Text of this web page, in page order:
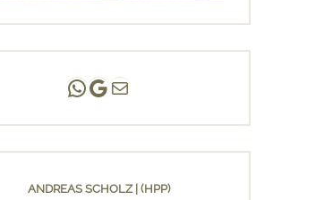
Andreas Scholz | (HPP)
Praxis Adlershof
E-Mail an mich ...
ANDREAS SCHOLZ | (HPP)